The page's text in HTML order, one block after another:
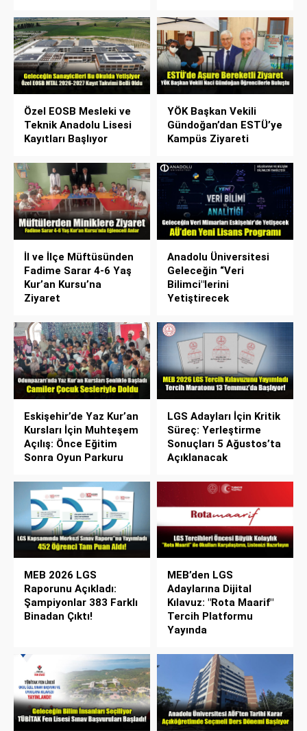
Özel EOSB Mesleki ve
Teknik Anadolu Lisesi
Kayıtları Başlıyor
YÖK Başkan Vekili
Gündoğan’dan ESTÜ’ye
Kampüs Ziyareti
İl ve İlçe Müftüsünden
Fadime Sarar 4-6 Yaş
Kur’an Kursu’na
Ziyaret
Anadolu Üniversitesi
Geleceğin “Veri
Bilimci"lerini
Yetiştirecek
Eskişehir’de Yaz Kur’an
Kursları İçin Muhteşem
Açılış: Önce Eğitim
Sonra Oyun Parkuru
LGS Adayları İçin Kritik
Süreç: Yerleştirme
Sonuçları 5 Ağustos’ta
Açıklanacak
MEB 2026 LGS
Raporunu Açıkladı:
Şampiyonlar 383 Farklı
Binadan Çıktı!
MEB’den LGS
Adaylarına Dijital
Kılavuz: "Rota Maarif"
Tercih Platformu
Yayında